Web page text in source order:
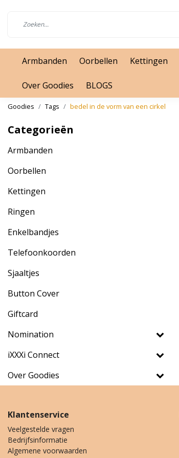
Armbanden Oorbellen Kettingen
Over Goodies BLOGS
Goodies Tags bedel in de vorm van een cirkel
Categorieën
Armbanden
Oorbellen
Kettingen
Ringen
Enkelbandjes
Telefoonkoorden
Sjaaltjes
Button Cover
Giftcard
Nomination
iXXXi Connect
Over Goodies
Klantenservice
Veelgestelde vragen
Bedrijfsinformatie
Algemene voorwaarden